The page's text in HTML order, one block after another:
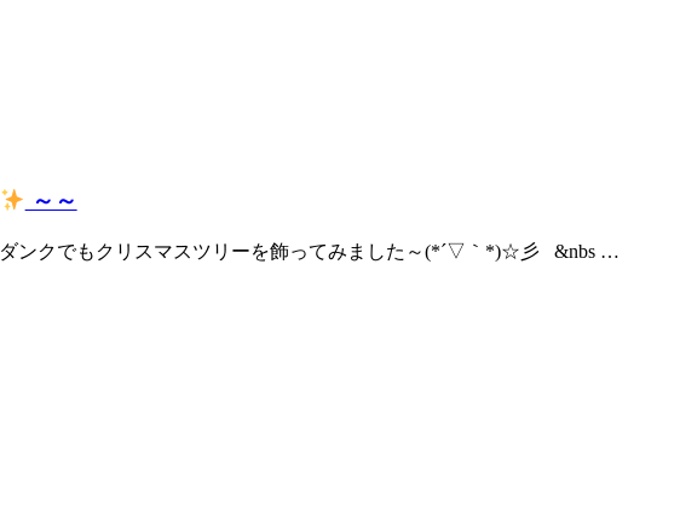
～～
ダンクでもクリスマスツリーを飾ってみました～(*´▽｀*)☆彡 &nbs …